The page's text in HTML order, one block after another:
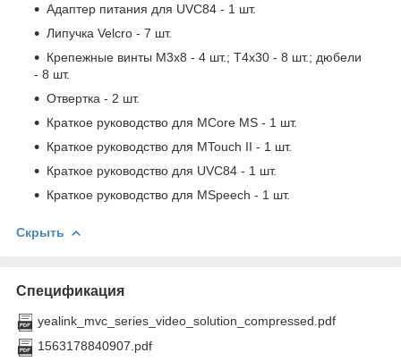
Адаптер питания для UVC84 - 1 шт.
Липучка Velcro - 7 шт.
Крепежные винты M3x8 - 4 шт.; T4x30 - 8 шт.; дюбели
- 8 шт.
Отвертка - 2 шт.
Краткое руководство для MCore MS - 1 шт.
Краткое руководство для MTouch II - 1 шт.
Краткое руководство для UVC84 - 1 шт.
Краткое руководство для MSpeech - 1 шт.
Скрыть
Спецификация
yealink_mvc_series_video_solution_compressed.pdf
1563178840907.pdf